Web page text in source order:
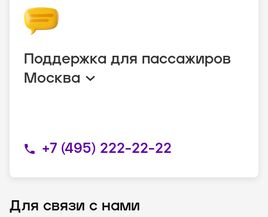
Поддержка для пассажиров
Москва
+7 (495) 222-22-22
Для связи с нами